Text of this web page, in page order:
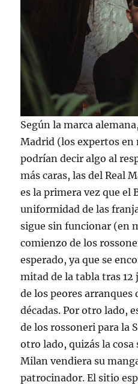
Según la marca
Madrid (los expertos en
podrían decir algo al
más caras, las del Real
es la primera vez que el
uniformidad de las
sigue sin funcionar (en
comienzo de los
esperado, ya que se
mitad de la tabla tras 12
de los peores arranques
décadas. Por otro lado,
de los rossoneri para la
otro lado, quizás la
Milan vendiera su
patrocinador. El sitio